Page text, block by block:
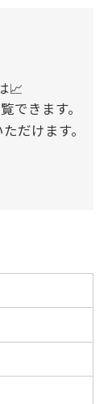
📈
できます。
だけます。